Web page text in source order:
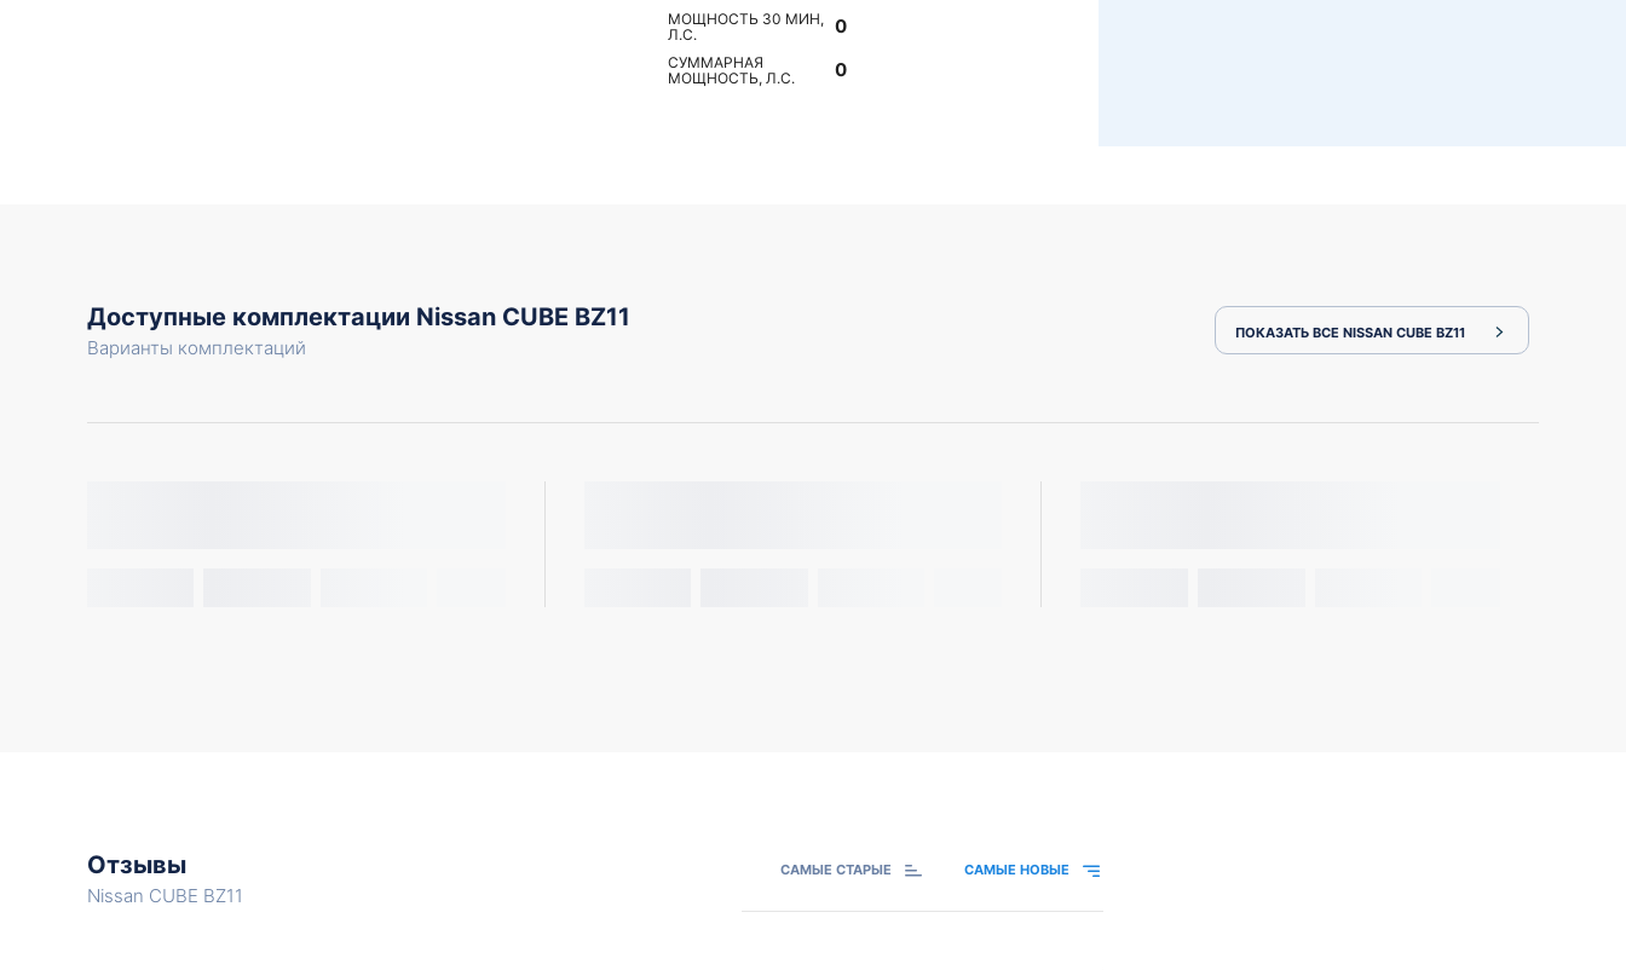
МОЩНОСТЬ 30 МИН,
Л.С.
0
СУММАРНАЯ
МОЩНОСТЬ, Л.С.
0
Доступные комплектации Nissan CUBE BZ11
Варианты комплектаций
ПОКАЗАТЬ ВСЕ NISSAN CUBE BZ11
Отзывы
Nissan CUBE BZ11
САМЫЕ СТАРЫЕ САМЫЕ НОВЫЕ